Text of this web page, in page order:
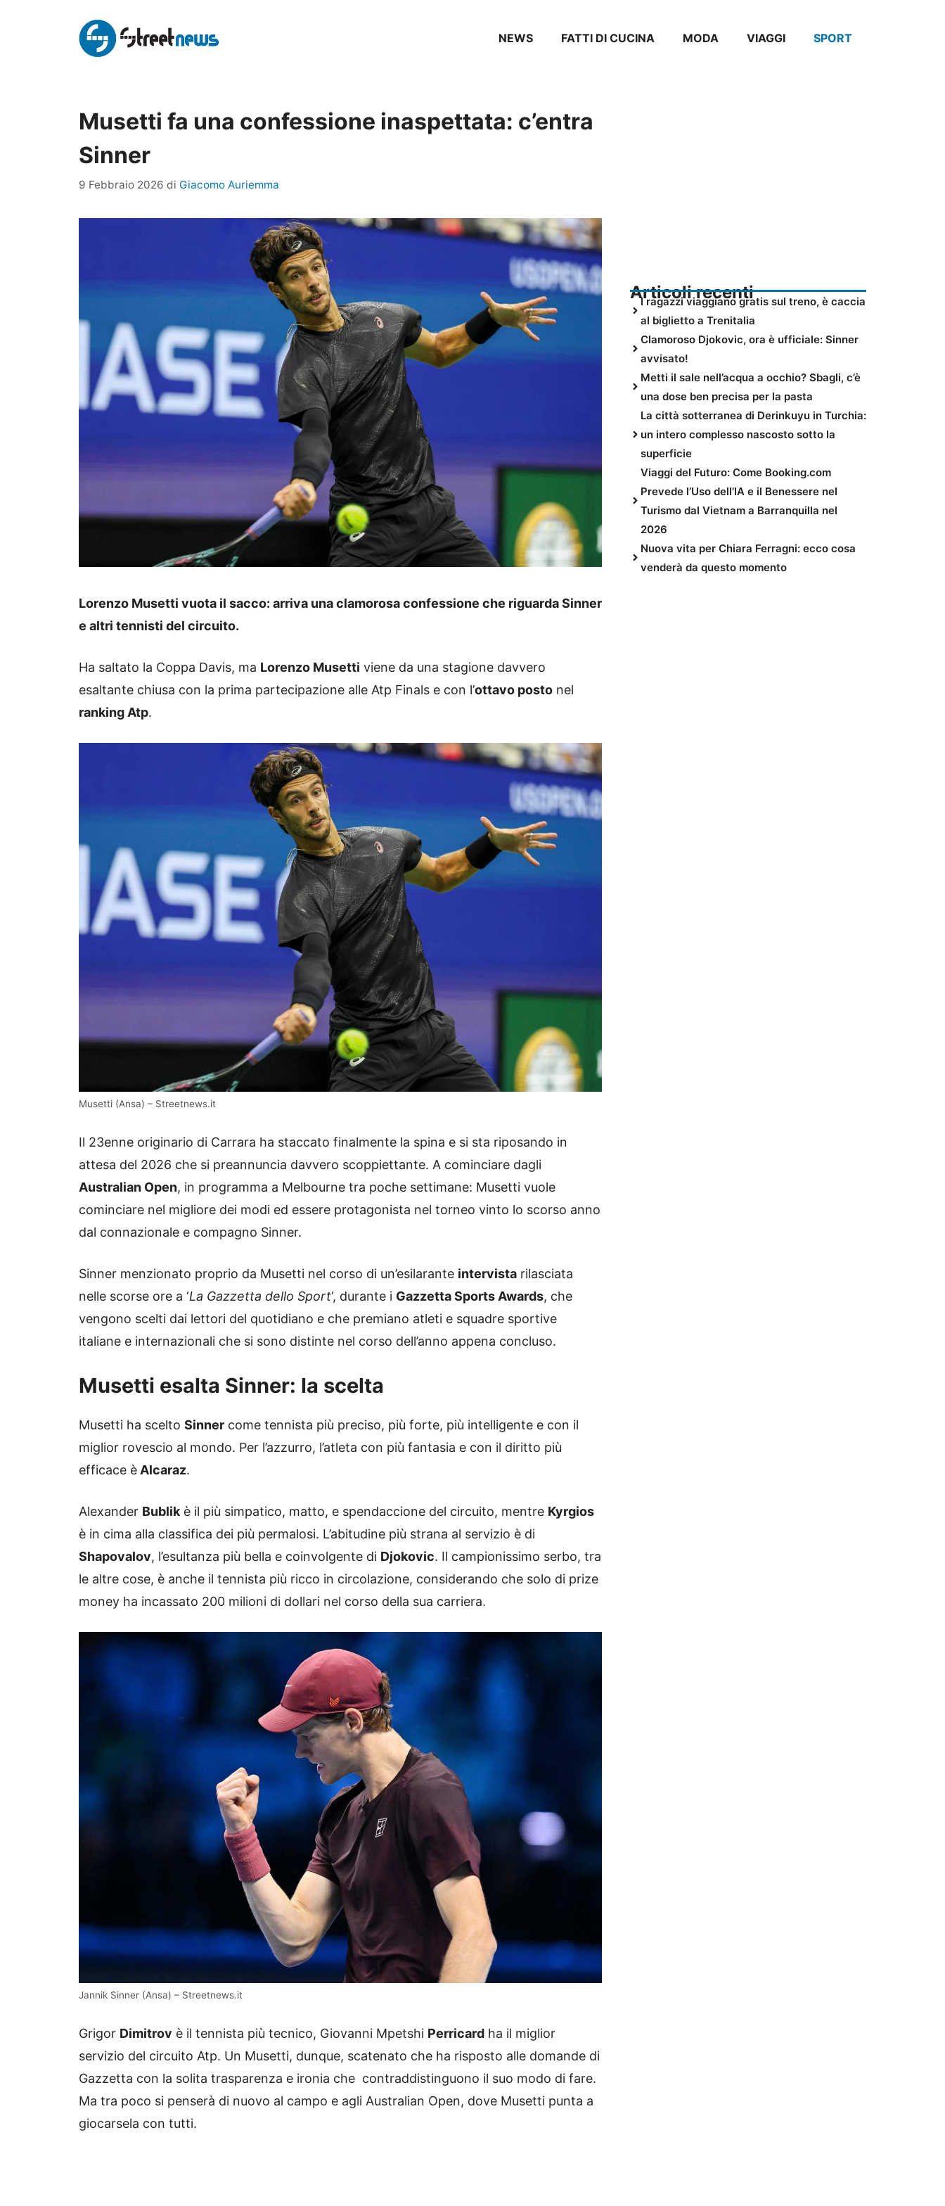
NEWS FATTI DI CUCINA MODA VIAGGI SPORT
Musetti fa una confessione inaspettata: c’entra
Sinner
9 Febbraio 2026 di Giacomo Auriemma
Lorenzo Musetti vuota il sacco: arriva una clamorosa confessione che riguarda Sinner
e altri tennisti del circuito.
Ha saltato la Coppa Davis, ma Lorenzo Musetti viene da una stagione davvero
esaltante chiusa con la prima partecipazione alle Atp Finals e con l’ottavo posto nel
ranking Atp.
Musetti (Ansa) – Streetnews.it
Il 23enne originario di Carrara ha staccato finalmente la spina e si sta riposando in
attesa del 2026 che si preannuncia davvero scoppiettante. A cominciare dagli
Australian Open, in programma a Melbourne tra poche settimane: Musetti vuole
cominciare nel migliore dei modi ed essere protagonista nel torneo vinto lo scorso anno
dal connazionale e compagno Sinner.
Sinner menzionato proprio da Musetti nel corso di un’esilarante intervista rilasciata
nelle scorse ore a ‘La Gazzetta dello Sport‘, durante i Gazzetta Sports Awards, che
vengono scelti dai lettori del quotidiano e che premiano atleti e squadre sportive
italiane e internazionali che si sono distinte nel corso dell’anno appena concluso.
Musetti esalta Sinner: la scelta
Musetti ha scelto Sinner come tennista più preciso, più forte, più intelligente e con il
miglior rovescio al mondo. Per l’azzurro, l’atleta con più fantasia e con il diritto più
efficace èAlcaraz.
Alexander Bublikè il più simpatico, matto, e spendaccione del circuito, mentre Kyrgios
è in cima alla classifica dei più permalosi. L’abitudine più strana al servizio è di
Shapovalov, l’esultanza più bella e coinvolgente di Djokovic. Il campionissimo serbo, tra
le altre cose, è anche il tennista più ricco in circolazione, considerando che solo di prize
money ha incassato 200 milioni di dollari nel corso della sua carriera.
Jannik Sinner (Ansa) – Streetnews.it
Grigor Dimitrov è il tennista più tecnico, Giovanni Mpetshi Perricard ha il miglior
servizio del circuito Atp. Un Musetti, dunque, scatenato che ha risposto alle domande di
Gazzetta con la solita trasparenza e ironia che contraddistinguono il suo modo di fare.
Ma tra poco si penserà di nuovo al campo e agli Australian Open, dove Musetti punta a
giocarsela con tutti.
Articoli recenti
I ragazzi viaggiano gratis sul treno, è caccia
al biglietto a Trenitalia
Clamoroso Djokovic, ora è ufficiale: Sinner
avvisato!
Metti il sale nell’acqua a occhio? Sbagli, c’è
una dose ben precisa per la pasta
La città sotterranea di Derinkuyu in Turchia:
un intero complesso nascosto sotto la
superficie
Viaggi del Futuro: Come Booking.com
Prevede l’Uso dell’IA e il Benessere nel
Turismo dal Vietnam a Barranquilla nel
2026
Nuova vita per Chiara Ferragni: ecco cosa
venderà da questo momento